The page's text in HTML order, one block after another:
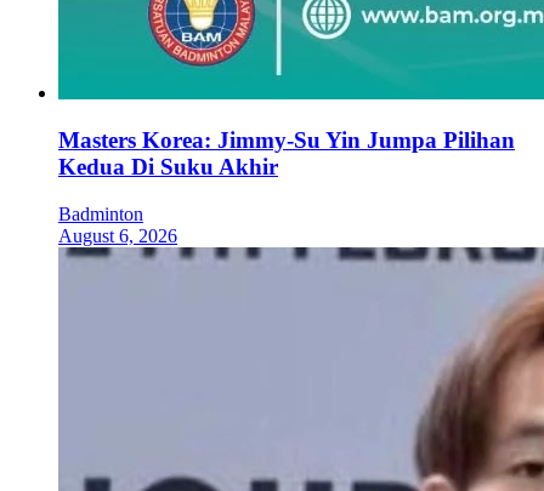
Masters Korea: Jimmy-Su Yin Jumpa Pilihan
Kedua Di Suku Akhir
Badminton
August 6, 2026